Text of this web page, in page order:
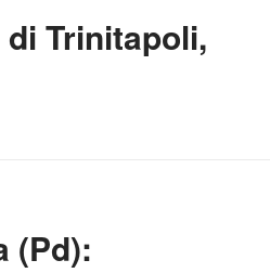
Trinitapoli,
(Pd):